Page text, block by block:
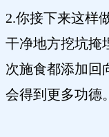
2.你接下来这样
干净地方挖坑掩
次施食都添加回
会得到更多功德。